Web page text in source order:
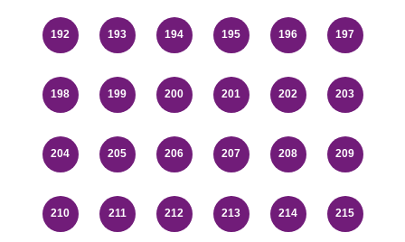
192 193 194 195 196 197
198 199 200 201 202 203
204 205 206 207 208 209
210 211 212 213 214 215